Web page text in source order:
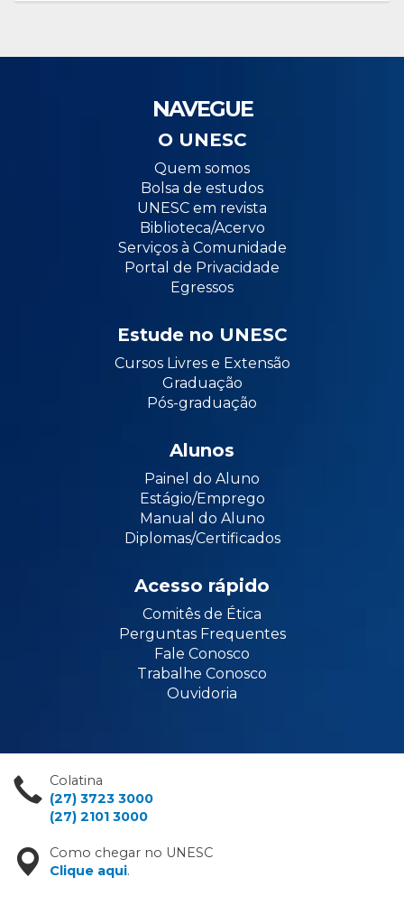
NAVEGUE
O UNESC
Quem somos
Bolsa de estudos
UNESC em revista
Biblioteca/Acervo
Serviços à Comunidade
Portal de Privacidade
Egressos
Estude no UNESC
Cursos Livres e Extensão
Graduação
Pós-graduação
Alunos
Painel do Aluno
Estágio/Emprego
Manual do Aluno
Diplomas/Certificados
Acesso rápido
Comitês de Ética
Perguntas Frequentes
Fale Conosco
Trabalhe Conosco
Ouvidoria
Colatina
(27) 3723 3000
(27) 2101 3000
Como chegar no UNESC
Clique aqui.